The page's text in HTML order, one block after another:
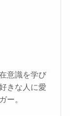
意識を学び
きな人に愛
ー。